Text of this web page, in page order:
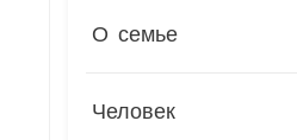
О семье
Человек